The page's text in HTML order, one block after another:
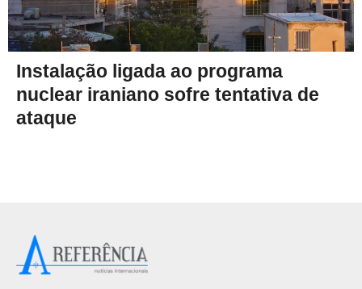
Instalação ligada ao programa
nuclear iraniano sofre tentativa de
ataque